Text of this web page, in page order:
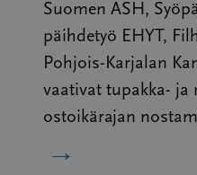
Suomen ASH,
päihdetyö EHYT,
Pohjois-Karjalan
vaativat tupakka-
ostoikärajan
→